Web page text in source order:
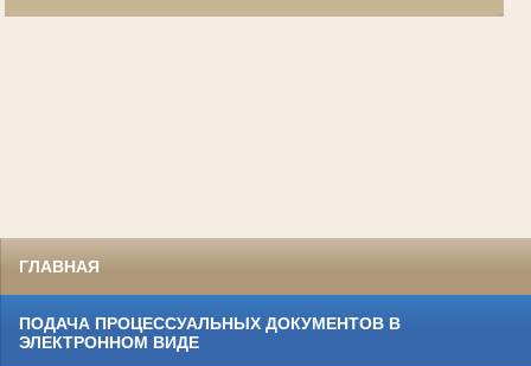
ГЛАВНАЯ
ПОДАЧА ПРОЦЕССУАЛЬНЫХ ДОКУМЕНТОВ В
ЭЛЕКТРОННОМ ВИДЕ